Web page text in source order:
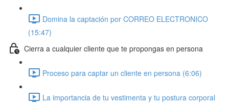
Domina la captación por CORREO ELECTRONICO
(15:47)
Cierra a cualquier cliente que te propongas en persona
Proceso para captar un cliente en persona (6:06)
La importancia de tu vestimenta y tu postura corporal